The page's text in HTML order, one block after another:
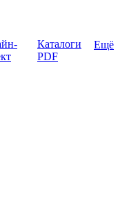
Каталоги
PDF
Ещё